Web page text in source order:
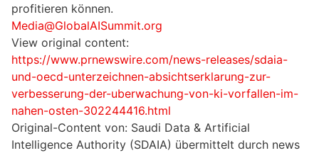
profitieren können.
Media@GlobalAISummit.org
View original content:
https://www.prnewswire.com/news-releases/sdaia-
und-oecd-unterzeichnen-absichtserklarung-zur-
verbesserung-der-uberwachung-von-ki-vorfallen-im-
nahen-osten-302244416.html
Original-Content von: Saudi Data & Artificial
Intelligence Authority (SDAIA) übermittelt durch news